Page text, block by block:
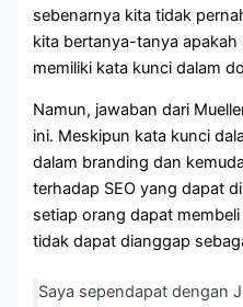
sebenarnya kita tidak
kita bertanya-tanya apakah
memiliki kata kunci dalam
Namun, jawaban dari
ini. Meskipun kata kunci
dalam branding dan
terhadap SEO yang dapat
setiap orang dapat
tidak dapat dianggap
Saya sependapat dengan